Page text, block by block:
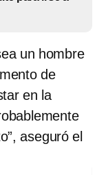
un hombre
de
en la
aseguró el